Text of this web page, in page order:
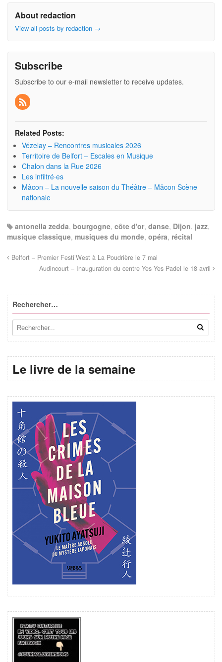
About redaction
View all posts by redaction →
Subscribe
Subscribe to our e-mail newsletter to receive updates.
Related Posts:
Vézelay – Rencontres musicales 2026
Territoire de Belfort – Escales en Musique
Chalon dans la Rue 2026
Les infiltré·es
Mâcon – La nouvelle saison du Théâtre – Mâcon Scène
nationale
antonella zedda, bourgogne, côte d'or, danse, Dijon, jazz,
musique classique, musiques du monde, opéra, récital
Belfort – Premier Festi’West à La Poudrière le 7 mai
Audincourt – Inauguration du centre Yes Yes Padel le 18 avril
Rechercher…
Le livre de la semaine